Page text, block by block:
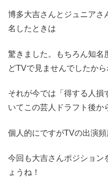
博多大吉さんとジュニアさ
名したときは
驚きました。もちろん知名
どTVで見ませんでしたから
それが今では「得する人損
いてこの芸人ドラフト後か
個人的にですがTVの出演
今回も大吉さんポジション
ょうね！